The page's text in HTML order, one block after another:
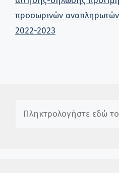
προσωρινών αναπληρωτών
2022-2023